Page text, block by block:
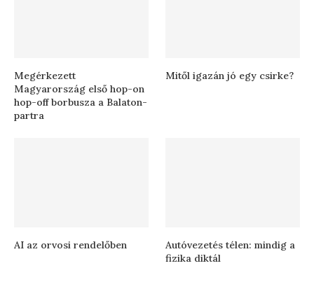
Megérkezett
Magyarország első hop-on
hop-off borbusza a Balaton-
partra
Mitől igazán jó egy csirke?
AI az orvosi rendelőben
Autóvezetés télen: mindig a
fizika diktál